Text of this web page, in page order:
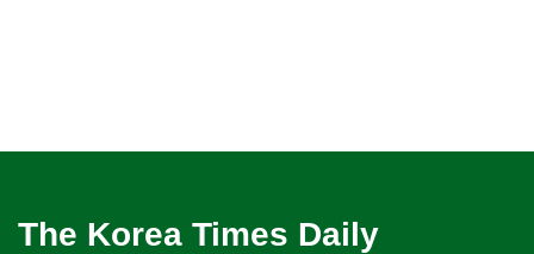
The Korea Times Daily